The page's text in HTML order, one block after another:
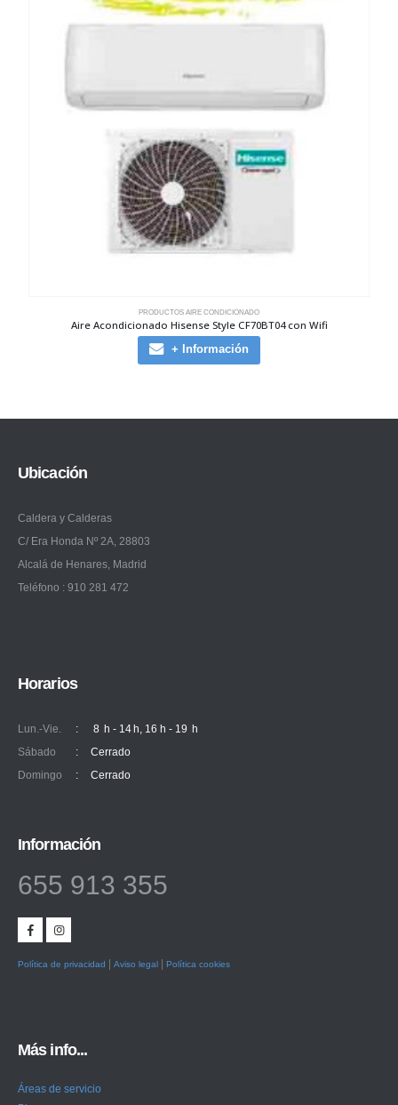
PRODUCTOS AIRE CONDICIONADO
Aire Acondicionado Hisense Style CF70BT04 con Wifi
+ Información
Ubicación
Caldera y Calderas
C/ Era Honda Nº 2A, 28803
Alcalá de Henares, Madrid
Teléfono : 910 281 472
Horarios
Lun.-Vie. :
8 h - 14 h, 16 h - 19 h
Sábado
:
Cerrado
Domingo
: Cerrado
Información
655 913 355
Política de privacidad Aviso legal Política cookies
Más info...
Áreas de servicio